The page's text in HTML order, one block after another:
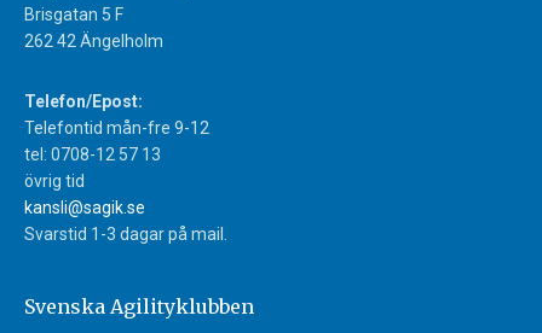
Brisgatan 5 F
262 42 Ängelholm
Telefon/Epost:
Telefontid mån-fre 9-12
tel: 0708-12 57 13
övrig tid
kansli@sagik.se
Svarstid 1-3 dagar på mail.
Svenska Agilityklubben